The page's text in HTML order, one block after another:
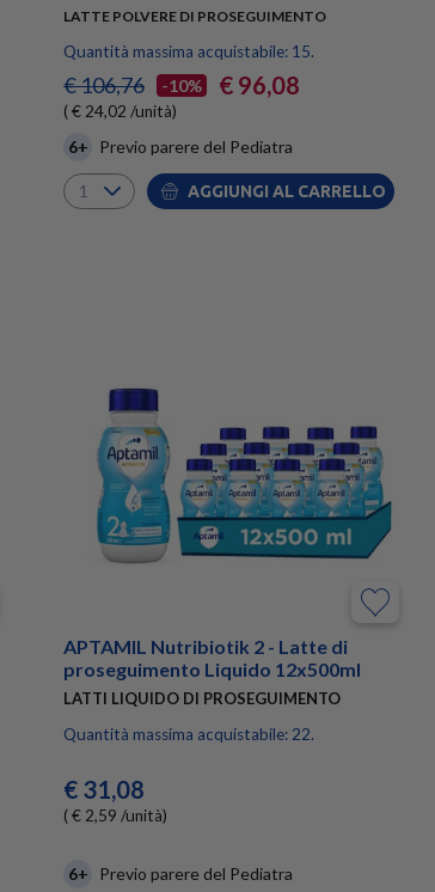
LATTE POLVERE DI PROSEGUIMENTO
Quantità massima acquistabile: 15.
€ 106,76 -10% € 96,08
( € 24,02 /unità)
6+ Previo parere del Pediatra
AGGIUNGI AL CARRELLO
APTAMIL Nutribiotik 2 - Latte di
proseguimento Liquido 12x500ml
LATTI LIQUIDO DI PROSEGUIMENTO
Quantità massima acquistabile: 22.
€ 31,08
( € 2,59 /unità)
6+
Previo parere del Pediatra